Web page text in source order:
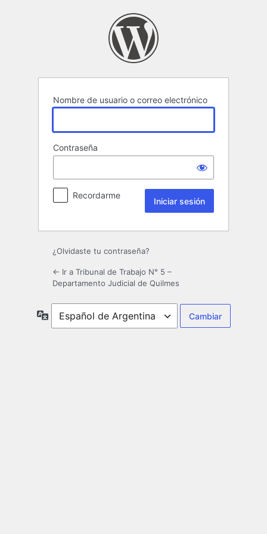
Nombre de usuario o correo electrónico
Contraseña
Recordarme
¿Olvidaste tu contraseña?
← Ir a Tribunal de Trabajo N° 5 –
Departamento Judicial de Quilmes
Idioma